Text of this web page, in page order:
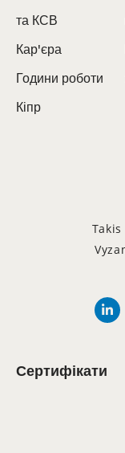
та КСВ
Кар'єра
Години роботи
Кіпр
Сертифікати